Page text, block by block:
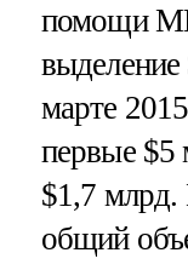
помощи
марте
первые $5
$1,7 млрд.
общий